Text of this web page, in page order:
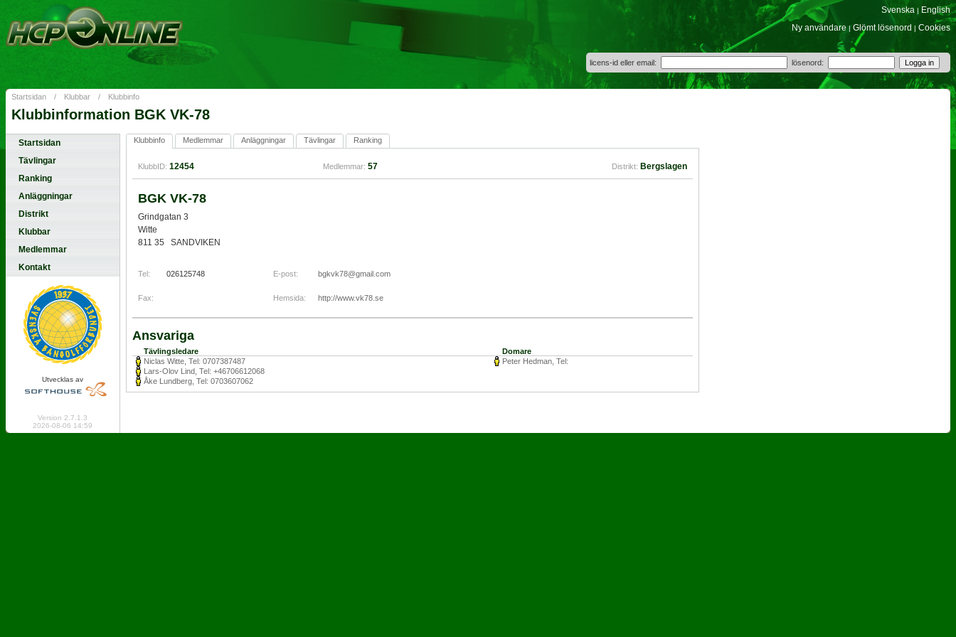
Svenska | English
Ny användare | Glömt lösenord | Cookies
licens-id eller email: lösenord:
Startsidan / Klubbar / Klubbinfo
Klubbinformation BGK VK-78
Startsidan
Tävlingar
Ranking
Anläggningar
Distrikt
Klubbar
Medlemmar
Kontakt
Utvecklas av
Version 2.7.1.3
2026-08-06 14:59
Klubbinfo Medlemmar Anläggningar Tävlingar Ranking
KlubbID: 12454 Medlemmar: 57 Distrikt: Bergslagen
BGK VK-78
Grindgatan 3
Witte
811 35 SANDVIKEN
Tel: 026125748 E-post: bgkvk78@gmail.com
Fax: Hemsida: http://www.vk78.se
Ansvariga
Tävlingsledare
Domare
Niclas Witte, Tel: 0707387487
Peter Hedman, Tel:
Lars-Olov Lind, Tel: +46706612068
Åke Lundberg, Tel: 0703607062